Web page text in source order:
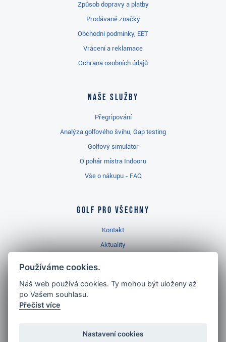
Způsob dopravy a platby
Prodávané značky
Obchodní podmínky, EET
Vrácení a reklamace
Ochrana osobních údajů
Naše služby
Přegripování
Analýza golfového švihu, Gap testing
Golfový simulátor
O pohár mistra Indooru
Vše o nákupu - FAQ
Golf pro všechny
Kontakt
Aktuality
Golfový slovník
Používáme cookies.
Náš web používá cookies. Ty mohou být uloženy až
po Vašem souhlasu.
Přečíst více
Nastavení cookies